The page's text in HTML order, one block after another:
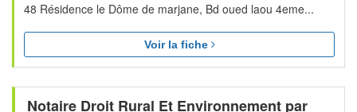
48 Résidence le Dôme de marjane, Bd oued laou 4eme...
Voir la fiche
Notaire Droit Rural Et Environnement par